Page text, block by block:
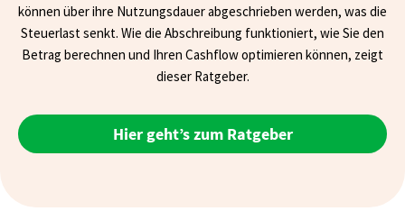
können über ihre Nutzungsdauer abgeschrieben werden, was die
Steuerlast senkt. Wie die Abschreibung funktioniert, wie Sie den
Betrag berechnen und Ihren Cashflow optimieren können, zeigt
dieser Ratgeber.
Hier geht’s zum Ratgeber